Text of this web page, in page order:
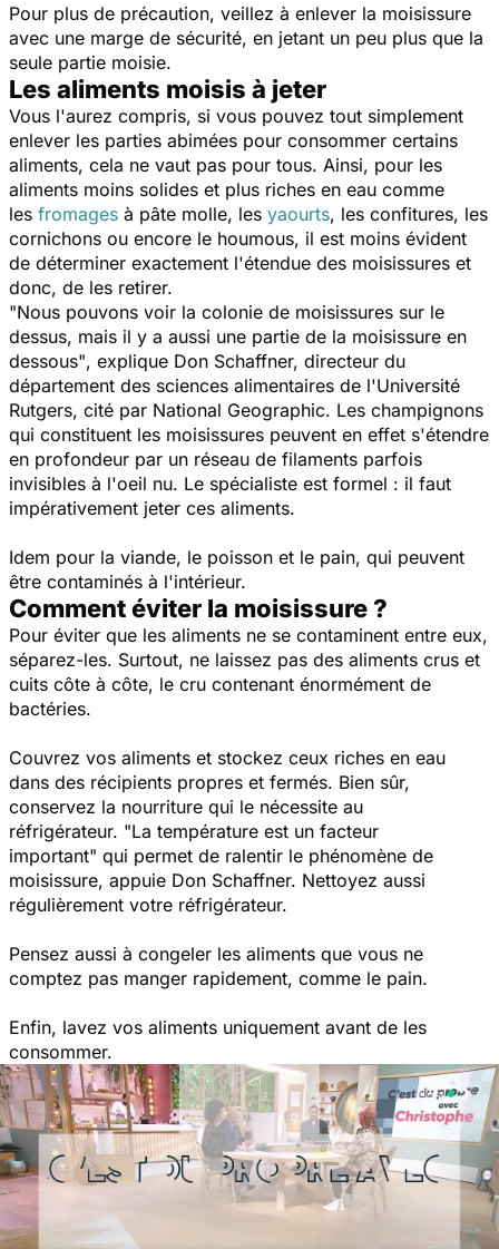
Pour plus de précaution, veillez à enlever la moisissure
avec une marge de sécurité, en jetant un peu plus que la
seule partie moisie.
Les aliments moisis à jeter
Vous l'aurez compris, si vous pouvez tout simplement
enlever les parties abimées pour consommer certains
aliments, cela ne vaut pas pour tous. Ainsi, pour les
aliments moins solides et plus riches en eau comme
les fromages à pâte molle, les yaourts, les confitures, les
cornichons ou encore le houmous, il est moins évident
de déterminer exactement l'étendue des moisissures et
donc, de les retirer.
"Nous pouvons voir la colonie de moisissures sur le
dessus, mais il y a aussi une partie de la moisissure en
dessous", explique Don Schaffner, directeur du
département des sciences alimentaires de l'Université
Rutgers, cité par National Geographic. Les champignons
qui constituent les moisissures peuvent en effet s'étendre
en profondeur par un réseau de filaments parfois
invisibles à l'oeil nu. Le spécialiste est formel : il faut
impérativement jeter ces aliments.
Idem pour la viande, le poisson et le pain, qui peuvent
être contaminés à l'intérieur.
Comment éviter la moisissure ?
Pour éviter que les aliments ne se contaminent entre eux,
séparez-les. Surtout, ne laissez pas des aliments crus et
cuits côte à côte, le cru contenant énormément de
bactéries.
Couvrez vos aliments et stockez ceux riches en eau
dans des récipients propres et fermés. Bien sûr,
conservez la nourriture qui le nécessite au
réfrigérateur. "La température est un facteur
important" qui permet de ralentir le phénomène de
moisissure, appuie Don Schaffner. Nettoyez aussi
régulièrement votre réfrigérateur.
Pensez aussi à congeler les aliments que vous ne
comptez pas manger rapidement, comme le pain.
Enfin, lavez vos aliments uniquement avant de les
consommer.